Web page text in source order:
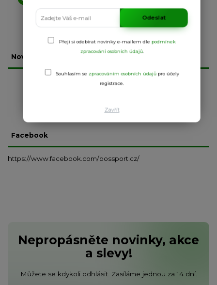
Novinky
Facebook
https://www.facebook.com/bossport.cz/
Nepropásněte novinky, akce
a slevy!
Můžete se kdykoli odhlásit. Zasíláme jednou za 14 dní.
Odeslat
Přeji si odebírat novinky e-mailem dle podmínek
zpracování osobních údajů.
Souhlasím se zpracováním osobních údajůpro účely
registrace.
Zavřít